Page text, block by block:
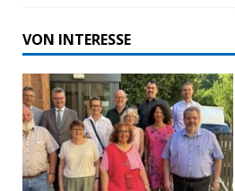
VON INTERESSE